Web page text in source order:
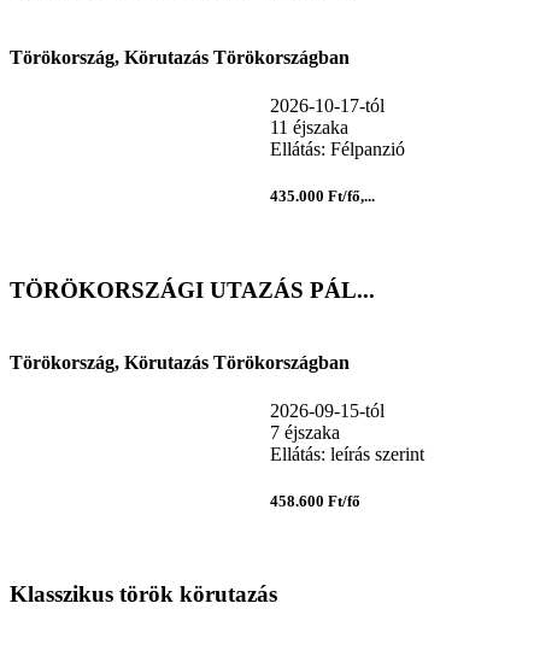
Törökország, Körutazás Törökországban
2026-10-17-tól
11 éjszaka
Ellátás: Félpanzió
435.000 Ft/fő,...
TÖRÖKORSZÁGI UTAZÁS PÁL...
Törökország, Körutazás Törökországban
2026-09-15-tól
7 éjszaka
Ellátás: leírás szerint
458.600 Ft/fő
Klasszikus török körutazás